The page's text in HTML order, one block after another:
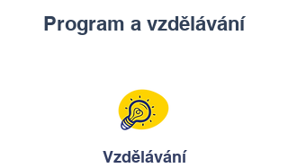
Program a vzdělávání
Vzdělávání